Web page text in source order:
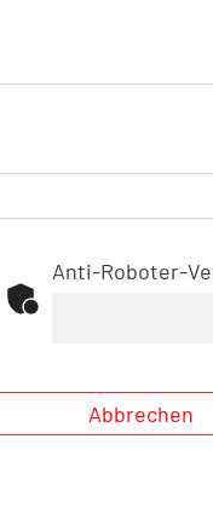
Anti-Roboter-
Abbrechen